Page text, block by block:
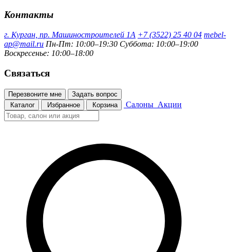
Контакты
г. Курган, пр. Машиностроителей 1А +7 (3522) 25 40 04 mebel-
ap@mail.ru Пн-Пт: 10:00–19:30 Суббота: 10:00–19:00
Воскресенье: 10:00–18:00
Связаться
Перезвоните мне
Задать вопрос
Каталог
Избранное Корзина Салоны Акции